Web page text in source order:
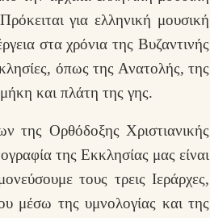
για ελληνική μουσική
στα χρόνια της Βυζαντινής
όπως της Ανατολής, της
και πλάτη της γης.
της Ορθόδοξης Χριστιανικής
της Εκκλησίας μας είναι
τους τρεις Ιεράρχες,
μέσω της υμνολογίας και της